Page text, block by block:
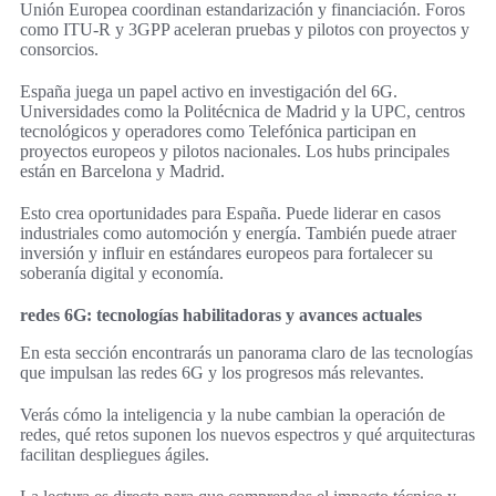
Unión Europea coordinan estandarización y financiación. Foros
como ITU-R y 3GPP aceleran pruebas y pilotos con proyectos y
consorcios.
España juega un papel activo en investigación del 6G.
Universidades como la Politécnica de Madrid y la UPC, centros
tecnológicos y operadores como Telefónica participan en
proyectos europeos y pilotos nacionales. Los hubs principales
están en Barcelona y Madrid.
Esto crea oportunidades para España. Puede liderar en casos
industriales como automoción y energía. También puede atraer
inversión y influir en estándares europeos para fortalecer su
soberanía digital y economía.
redes 6G: tecnologías habilitadoras y avances actuales
En esta sección encontrarás un panorama claro de las tecnologías
que impulsan las redes 6G y los progresos más relevantes.
Verás cómo la inteligencia y la nube cambian la operación de
redes, qué retos suponen los nuevos espectros y qué arquitecturas
facilitan despliegues ágiles.